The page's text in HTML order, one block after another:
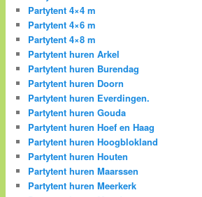
Partytent 4×4 m
Partytent 4×6 m
Partytent 4×8 m
Partytent huren Arkel
Partytent huren Burendag
Partytent huren Doorn
Partytent huren Everdingen.
Partytent huren Gouda
Partytent huren Hoef en Haag
Partytent huren Hoogblokland
Partytent huren Houten
Partytent huren Maarssen
Partytent huren Meerkerk